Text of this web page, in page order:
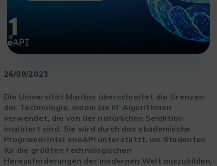
26/09/2023
Die Universität Maribor überschreitet die Grenzen
der Technologie, indem sie KI-Algorithmen
verwendet, die von der natürlichen Selektion
inspiriert sind. Sie wird durch das akademische
Programm Intel oneAPI unterstützt, um Studenten
für die größten technologischen
Herausforderungen der modernen Welt auszubilden.